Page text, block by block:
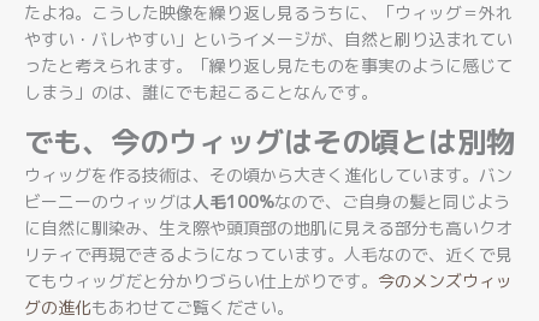
たよね。こうした映像を繰り返し見るうちに、「ウィッグ＝外れ
やすい・バレやすい」というイメージが、自然と刷り込まれてい
ったと考えられます。「繰り返し見たものを事実のように感じて
しまう」のは、誰にでも起こることなんです。
でも、今のウィッグはその頃とは別物
ウィッグを作る技術は、その頃から大きく進化しています。バン
ビーニーのウィッグは人毛100%なので、ご自身の髪と同じよう
に自然に馴染み、生え際や頭頂部の地肌に見える部分も高いクオ
リティで再現できるようになっています。人毛なので、近くで見
てもウィッグだと分かりづらい仕上がりです。 今のメンズウィッ
グの進化もあわせてご覧ください。